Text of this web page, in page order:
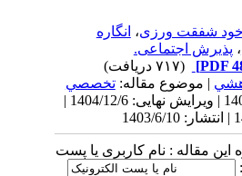
شفقت ورزی،انگاره
اجتماعی.
| موضوع مقاله:تخصصي
دریافت: 1403/11/21 | ویرایش نهایی: 1404/12/6 |
مقاله : نام کاربری یا پست